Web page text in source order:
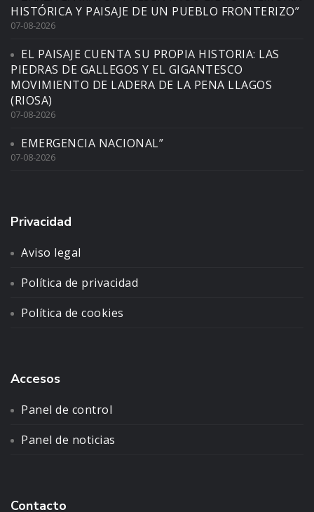
HISTÓRICA Y PAISAJE DE UN PUEBLO FRONTERIZO”
07-08-2026
EL PAISAJE CUENTA SU PROPIA HISTORIA: LAS
PIEDRAS DE GALLEGOS Y EL GIGANTESCO
MOVIMIENTO DE LADERA DE LA PENA LLAGOS
(RIOSA)
07-08-2026
EMERGENCIA NACIONAL”
07-08-2026
Privacidad
Aviso legal
Política de privacidad
Política de cookies
Accesos
Panel de control
Panel de noticias
Contacto